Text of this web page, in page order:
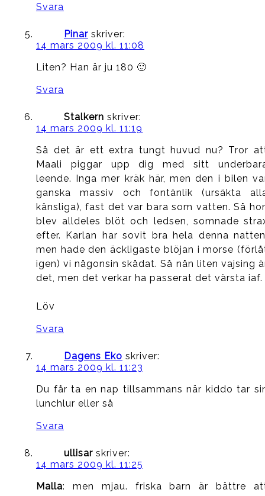
Svara
Pinar skriver:
14 mars 2009 kl. 11:08
Liten? Han är ju 180 🙂
Svara
Stalkern skriver:
14 mars 2009 kl. 11:19
Så det är ett extra tungt huvud nu? Tror
Maali piggar upp dig med sitt
leende. Inga mer kräk här, men den i bilen
ganska massiv och fontänlik (ursäkta
känsliga), fast det var bara som vatten. Så
blev alldeles blöt och ledsen, somnade
efter. Karlan har sovit bra hela denna
men hade den äckligaste blöjan i morse
igen) vi någonsin skådat. Så nån liten vajsing
det, men det verkar ha passerat det värsta iaf.
Löv
Svara
Dagens Eko skriver:
14 mars 2009 kl. 11:23
Du får ta en nap tillsammans när kiddo tar
lunchlur eller så
Svara
ullisar skriver:
14 mars 2009 kl. 11:25
Malla: men mjau. friska barn är bättre